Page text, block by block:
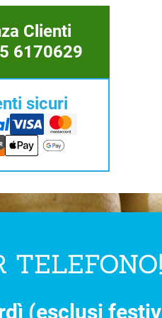
Clienti
6170629
sicuri
(esclusi